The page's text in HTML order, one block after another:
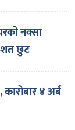
नक्सा
छुट
४ अर्ब